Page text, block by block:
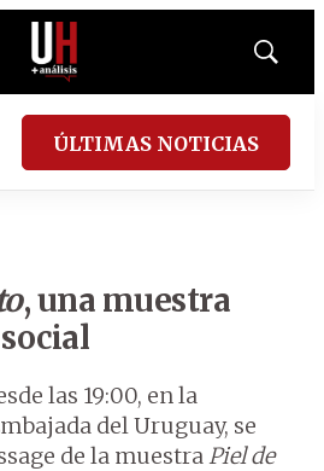
Mostrar
ÚLTIMAS NOTICIAS
, una muestra
las 19:00, en la
del Uruguay, se
de la muestraPiel de